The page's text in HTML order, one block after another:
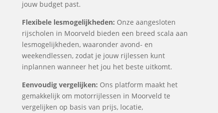
jouw budget past.
Flexibele lesmogelijkheden: Onze aangesloten
rijscholen in Moorveld bieden een breed scala aan
lesmogelijkheden, waaronder avond- en
weekendlessen, zodat je jouw rijlessen kunt
inplannen wanneer het jou het beste uitkomt.
Eenvoudig vergelijken: Ons platform maakt het
gemakkelijk om motorrijlessen in Moorveld te
vergelijken op basis van prijs, locatie,